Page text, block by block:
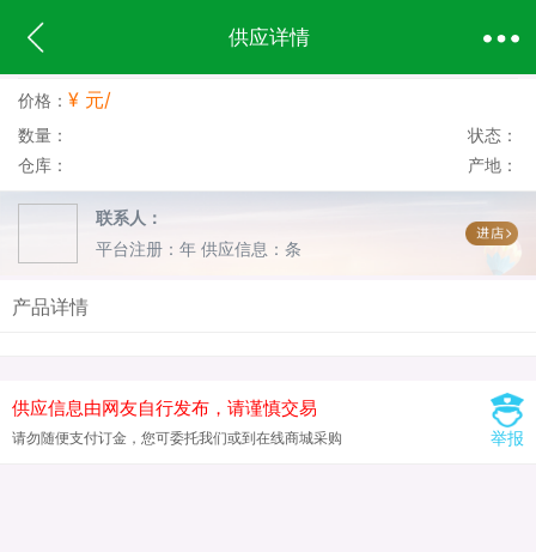
供应详情
价格： ¥ 元/
数量：
仓库：
状态：
产地：
联系人：
平台注册：年 供应信息：条
产品详情
举报
供应信息由网友自行发布，请谨慎交易
请勿随便支付订金，您可委托我们或到在线商城采购